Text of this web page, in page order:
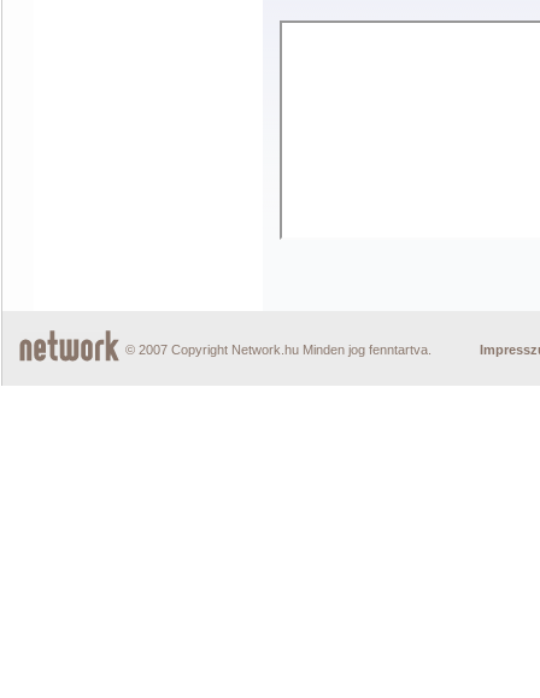
© 2007 Copyright Network.hu Minden jog fenntartva.